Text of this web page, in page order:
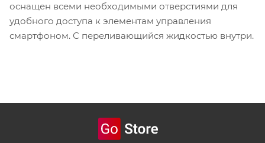
оснащен всеми необходимыми отверстиями для
удобного доступа к элементам управления
смартфоном. С переливающийся жидкостью внутри.